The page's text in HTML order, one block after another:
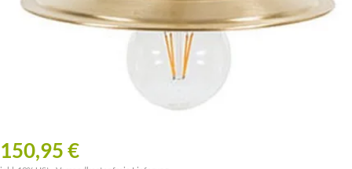
150,95 €